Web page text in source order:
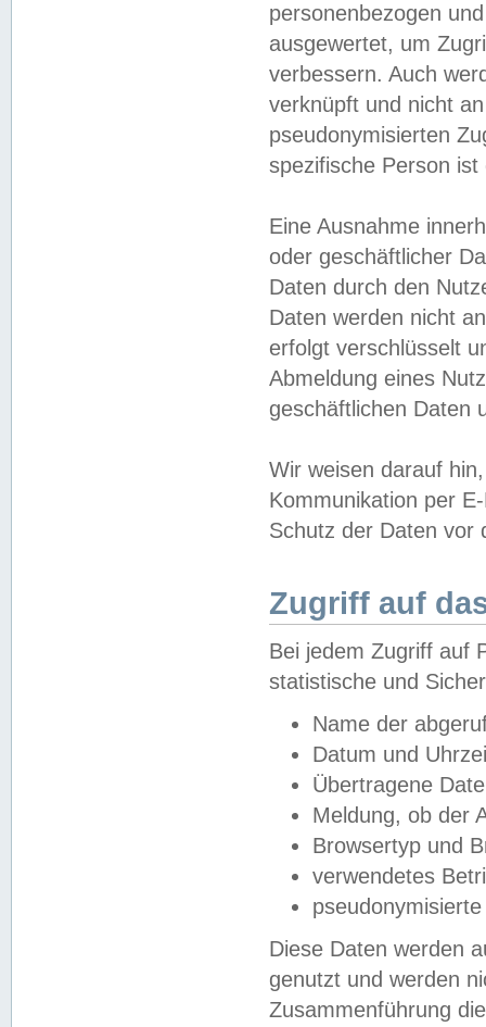
personenbezogen
ausgewertet, um
verbessern. Auch
verknüpft und nicht
pseudonymisierten
spezifische Person
Eine Ausnahme
oder geschäftlicher
Daten durch den
Daten werden nicht
erfolgt verschlüsselt
Abmeldung eines
geschäftlichen Daten
Wir weisen darauf
Kommunikation per
Schutz der Daten vor
Zugriff auf
Bei jedem Zugriff auf
statistische und
Name der
Datum und
Übertragene
Meldung, ob der
Browsertyp und
verwendetes
Diese Daten werden
genutzt und werden
Zusammenführung